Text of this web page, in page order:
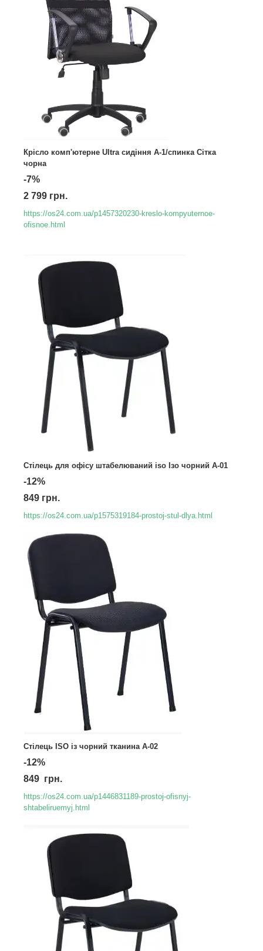
Крісло комп'ютерне Ultra сидіння А-1/спинка Сітка
чорна
-7%
2 799 грн.
https://os24.com.ua/p1457320230-kreslo-kompyuternoe-
ofisnoe.html
Стілець для офісу штабелюваний iso Ізо чорний А-01
-12%
849 грн.
https://os24.com.ua/p1575319184-prostoj-stul-dlya.html
Стілець ISO із чорний тканина А-02
-12%
849 грн.
https://os24.com.ua/p1446831189-prostoj-ofisnyj-
shtabeliruemyj.html